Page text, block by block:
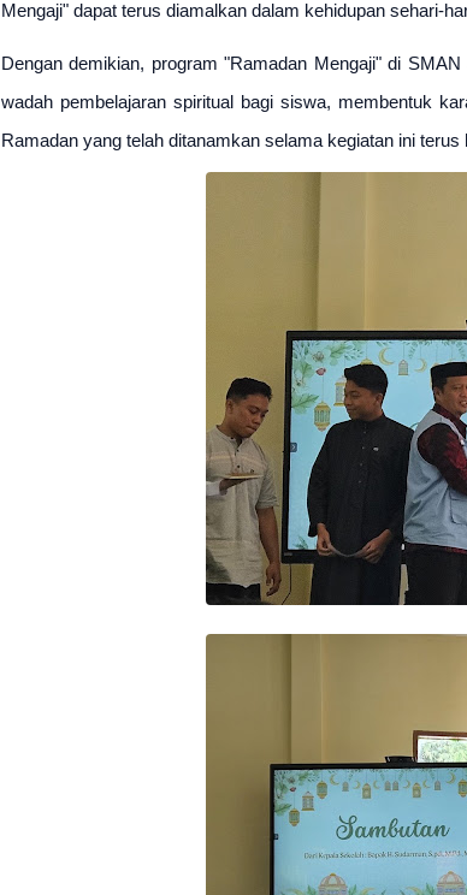
Mengaji" dapat terus diamalkan dalam kehidupan sehari-
Dengan demikian, program "Ramadan Mengaji" di
wadah pembelajaran spiritual bagi siswa, membentuk
Ramadan yang telah ditanamkan selama kegiatan ini